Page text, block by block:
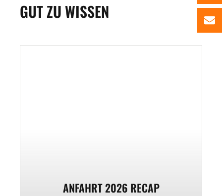
GUT ZU WISSEN
ANFAHRT 2026 RECAP